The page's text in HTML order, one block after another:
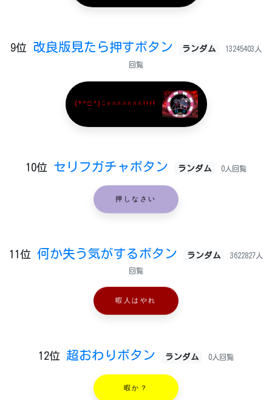
9位 改良版見たら押すボタン ランダム 13245403人
回覧
(*^□^)ﾆｬﾊﾊﾊﾊﾊﾊ!!!!
10位 セリフガチャボタン ランダム 0人回覧
押しなさい
11位 何か失う気がするボタン ランダム 3622827人
回覧
暇人はやれ
12位 超おわりボタン ランダム 0人回覧
暇か？